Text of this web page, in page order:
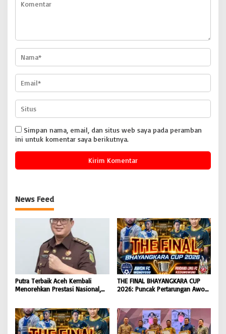
Simpan nama, email, dan situs web saya pada peramban
ini untuk komentar saya berikutnya.
News Feed
Putra Terbaik Aceh Kembali
Menorehkan Prestasi Nasional,
Koordinator JAM Pidum
Kejaksaan Agung RI |
BONGKAR’Perkara.com
THE FINAL BHAYANGKARA CUP
2026: Puncak Pertarungan Awon
Mengguncang Stadion Widya
Manggala Krida